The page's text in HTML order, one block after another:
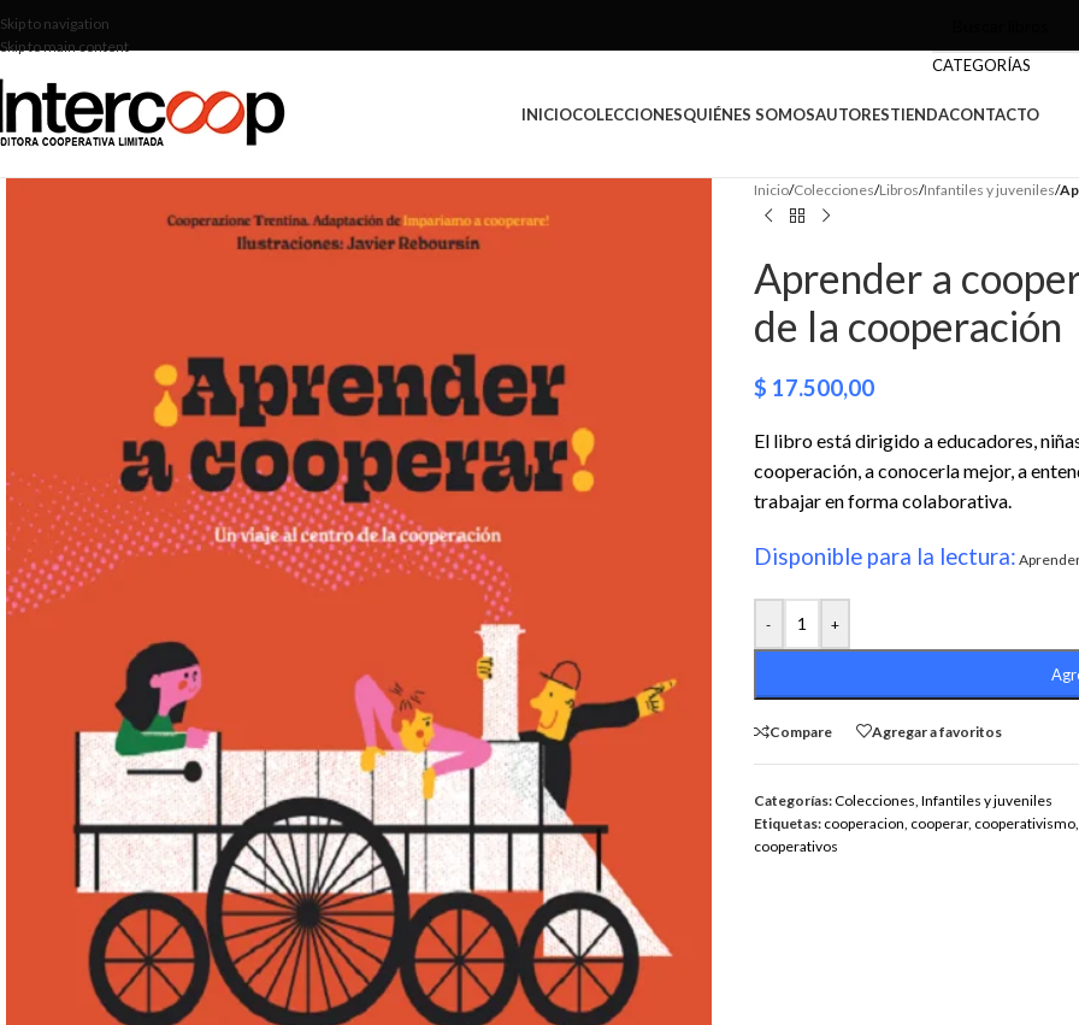
Skip to navigation
Skip to main content
CATEGORÍAS
INICIOCOLECCIONESQUIÉNES SOMOSAUTORESTIENDACONTACTO
Inicio/Colecciones/Libros/Infantiles y juveniles/
Aprender a
de la cooperación
$ 17.500,00
El libro está dirigido a educadores,
cooperación, a conocerla mejor, a
trabajar en forma colaborativa.
Disponible para la lectura:
- +
Compare Agregar a favoritos
Categorías:Colecciones, Infantiles y juveniles
Etiquetas: cooperacion, cooperar, cooperativismo,
cooperativos